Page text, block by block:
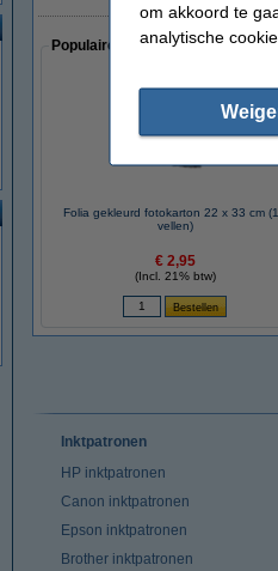
Populaire artikelen van klanten
Folia gekleurd fotokarton 22 x 33 cm
vellen)
€ 2,95
(Incl. 21% btw)
Inktpatronen
HP inktpatronen
Canon inktpatronen
Epson inktpatronen
Brother inktpatronen
om akkoord te
analytische